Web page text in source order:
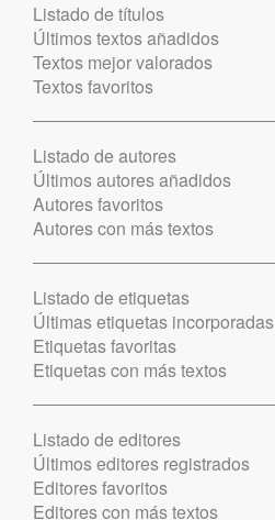
Listado de títulos
Últimos textos añadidos
Textos mejor valorados
Textos favoritos
Listado de autores
Últimos autores añadidos
Autores favoritos
Autores con más textos
Listado de etiquetas
Últimas etiquetas incorporadas
Etiquetas favoritas
Etiquetas con más textos
Listado de editores
Últimos editores registrados
Editores favoritos
Editores con más textos